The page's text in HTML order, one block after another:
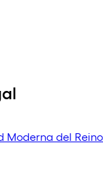
Moderna del